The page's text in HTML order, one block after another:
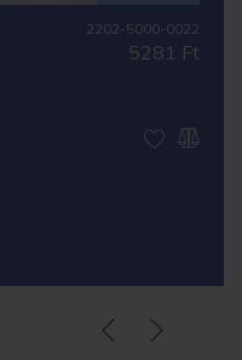
2202-5000-0022
5281 Ft